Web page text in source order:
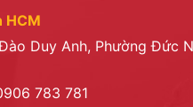
HCM
Duy Anh, Phường Đức
783 781